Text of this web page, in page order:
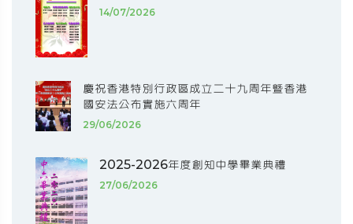
14/07/2026
慶祝香港特別行政區成立二十九周年暨香港
國安法公布實施六周年
29/06/2026
2025-2026年度創知中學畢業典禮
27/06/2026